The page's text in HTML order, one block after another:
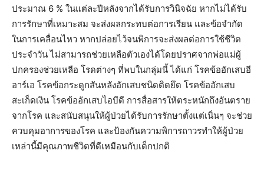
ประมาณ 6 % ในแต่ละปีหลังจากได้รับการวินิจฉัย หากไม่ได้รับ
การรักษาที่เหมาะสม จะส่งผลกระทบต่อการเรียน และข้อจำกัด
ในการเคลื่อนไหว หากปล่อยไว้จนพิการจะส่งผลต่อการใช้ชีวิต
ประจำวัน ไม่สามารถช่วยเหลือตัวเองได้โดยปราศจากพ่อแม่ผู้
ปกครองช่วยเหลือ โรดต่างๆ ที่พบในกลุ่มนี้ ได้แก่ โรคข้ออักเสบอี
อาร์เอ โรคข้อกระดูกสันหลังอักเสบชนิดติดยึด โรคข้ออักเสบ
สะเก็ดเงิน โรคข้ออักเสบไอบีดี การสื่อสารให้ตระหนักถึงอันตราย
จากโรค และสนับสนุนให้ผู้ป่วยได้รับการรักษาตั้งแต่เนิ่นๆ จะช่วย
ควบคุมอาการของโรค และป้องกันความพิการถาวรทำให้ผู้ป่วย
เหล่านี้มีคุณภาพชีวิตที่ดีเหมือนกับเด็กปกติ